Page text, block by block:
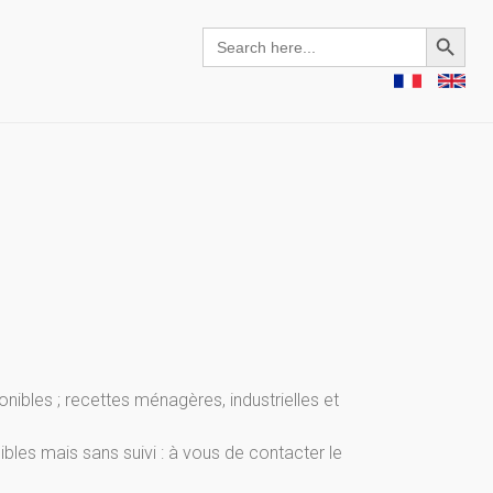
Search
for:
Search Button
; recettes ménagères, industrielles et
mais sans suivi : à vous de contacter le